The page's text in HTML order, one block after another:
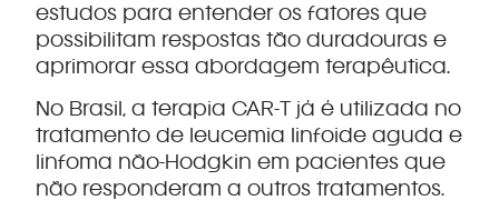
estudos para entender os fatores que
possibilitam respostas tão duradouras e
aprimorar essa abordagem terapêutica.
No Brasil, a terapia CAR-T já é utilizada no
tratamento de leucemia linfoide aguda e
linfoma não-Hodgkin em pacientes que
não responderam a outros tratamentos.